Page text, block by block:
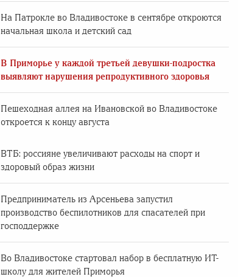
На Патрокле во Владивостоке в сентябре откроются
начальная школа и детский сад
В Приморье у каждой третьей девушки-подростка
выявляют нарушения репродуктивного здоровья
Пешеходная аллея на Ивановской во Владивостоке
откроется к концу августа
ВТБ: россияне увеличивают расходы на спорт и
здоровый образ жизни
Предприниматель из Арсеньева запустил
производство беспилотников для спасателей при
господдержке
Во Владивостоке стартовал набор в бесплатную ИТ-
школу для жителей Приморья